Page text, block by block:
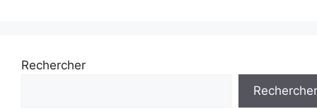
Rechercher
Rechercher